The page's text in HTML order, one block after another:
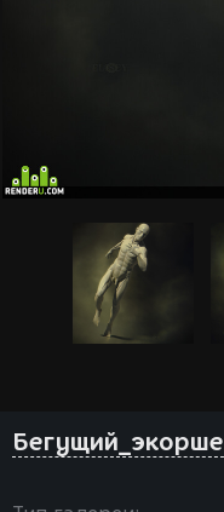
Бегущий_экорше